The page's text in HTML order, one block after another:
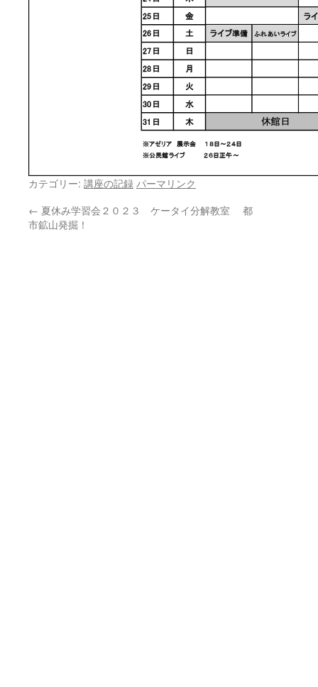
カテゴリー: 講座の記録 パーマリンク
← 夏休み学習会２０２３ ケータイ分解教室 都
市鉱山発掘！